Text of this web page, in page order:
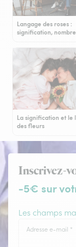
Langage des roses :
signification,
La signification et le
des fleurs
Inscrivez-
-5€ sur
Les champs
Adresse e-mail *